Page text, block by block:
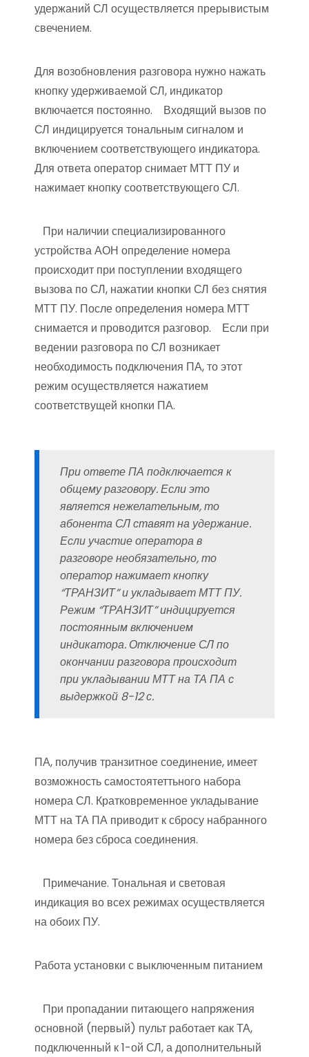
удержаний СЛ осуществляется прерывистым
свечением.
Для возобновления разговора нужно нажать
кнопку удерживаемой СЛ, индикатор
включается постоянно. Входящий вызов по
СЛ индицируется тональным сигналом и
включением соответствующего индикатора.
Для ответа оператор снимает МТТ ПУ и
нажимает кнопку соответствующего СЛ.
При наличии специализированного
устройства АОН определение номера
происходит при поступлении входящего
вызова по СЛ, нажатии кнопки СЛ без снятия
МТТ ПУ. После определения номера МТТ
снимается и проводится разговор. Если при
ведении разговора по СЛ возникает
необходимость подключения ПА, то этот
режим осуществляется нажатием
соответствущей кнопки ПА.
При ответе ПА подключается к
общему разговору. Если это
является нежелательным, то
абонента СЛ ставят на удержание.
Если участие оператора в
разговоре необязательно, то
оператор нажимает кнопку
“ТРАНЗИТ” и укладывает МТТ ПУ.
Режим “ТРАНЗИТ” индицируется
постоянным включением
индикатора. Отключение СЛ по
окончании разговора происходит
при укладывании МТТ на ТА ПА с
выдержкой 8-12 с.
ПА, получив транзитное соединение, имеет
возможность самостоятеттьного набора
номера СЛ. Кратковременное укладывание
МТТ на ТА ПА приводит к сбросу набранного
номера без сброса соединения.
Примечание. Тональная и световая
индикация во всех режимах осуществляется
на обоих ПУ.
Работа установки с выключенным питанием
При пропадании питающего напряжения
основной (первый) пульт работает как ТА,
подключенный к 1-ой СЛ, а дополнительный